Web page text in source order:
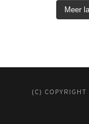
Meer
(C)